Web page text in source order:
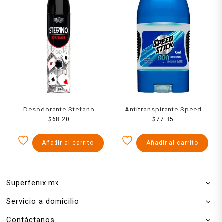
Desodorante Stefano
royal en aerosol para
$68.20
Añadir al carrito
Antitranspirante Speed
Stick ADN original en gel
$77.35
Añadir al carrito
Superfenix.mx
Servicio a domicilio
Contáctanos